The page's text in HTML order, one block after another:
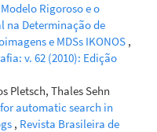
Rigoroso e o
na Determinação de
e MDSs IKONOS ,
v. 62 (2010): Edição
Pletsch, Thales Sehn
automatic search in
, Revista Brasileira de